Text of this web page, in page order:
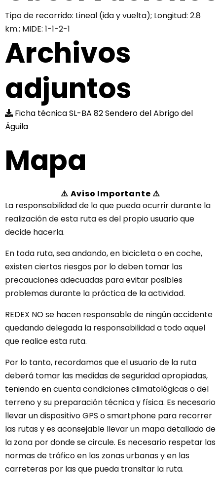
Tipo de recorrido: Lineal (ida y vuelta); Longitud: 2.8
km.; MIDE: 1-1-2-1
Archivos
adjuntos
Ficha técnica SL-BA 82 Sendero del Abrigo del
Águila
Mapa
⚠️ Aviso Importante ⚠️
La responsabilidad de lo que pueda ocurrir durante la
realización de esta ruta es del propio usuario que
decide hacerla.
En toda ruta, sea andando, en bicicleta o en coche,
existen ciertos riesgos por lo deben tomar las
precauciones adecuadas para evitar posibles
problemas durante la práctica de la actividad.
REDEX NO se hacen responsable de ningún accidente
quedando delegada la responsabilidad a todo aquel
que realice esta ruta.
Por lo tanto, recordamos que el usuario de la ruta
deberá tomar las medidas de seguridad apropiadas,
teniendo en cuenta condiciones climatológicas o del
terreno y su preparación técnica y física. Es necesario
llevar un dispositivo GPS o smartphone para recorrer
las rutas y es aconsejable llevar un mapa detallado de
la zona por donde se circule. Es necesario respetar las
normas de tráfico en las zonas urbanas y en las
carreteras por las que pueda transitar la ruta.